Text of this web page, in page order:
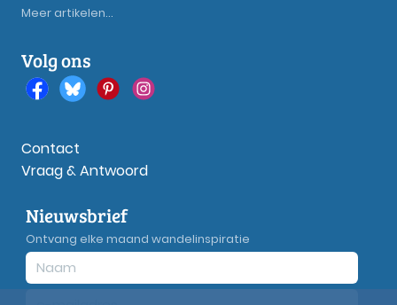
Meer artikelen...
Volg ons
Contact
Vraag & Antwoord
Nieuwsbrief
Ontvang elke maand wandelinspiratie